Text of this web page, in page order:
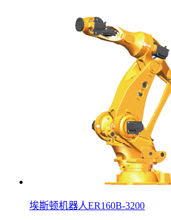
埃斯顿机器人ER160B-3200